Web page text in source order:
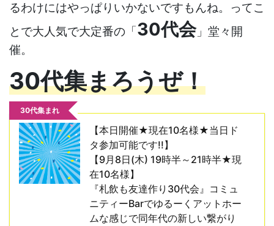
るわけにはやっぱりいかないですもんね。ってこ
とで大人気で大定番の「30代会」堂々開
催。
30代集まろうぜ！
30代集まれ
【本日開催★現在10名様★当日ド
タ参加可能です!!】
【9月8日(木) 19時半～21時半★現
在10名様】
『札飲も友達作り30代会』コミュ
ニティーBarでゆるーくアットホー
ムな感じで同年代の新しい繋がり